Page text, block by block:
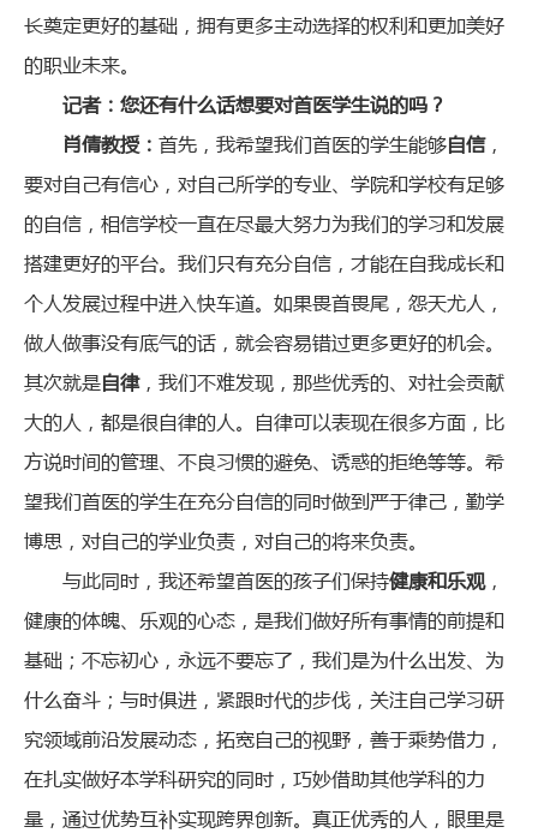
长奠定更好的基础，拥有更多主动选择的权利和更加美好
的职业未来。
记者：您还有什么话想要对首医学生说的吗？
肖倩教授： 首先，我希望我们首医的学生能够自信，
要对自己有信心，对自己所学的专业、学院和学校有足够
的自信，相信学校一直在尽最大努力为我们的学习和发展
搭建更好的平台。我们只有充分自信，才能在自我成长和
个人发展过程中进入快车道。如果畏首畏尾，怨天尤人，
做人做事没有底气的话，就会容易错过更多更好的机会。
其次就是自律，我们不难发现，那些优秀的、对社会贡献
大的人，都是很自律的人。自律可以表现在很多方面，比
方说时间的管理、不良习惯的避免、诱惑的拒绝等等。希
望我们首医的学生在充分自信的同时做到严于律己，勤学
博思，对自己的学业负责，对自己的将来负责。
与此同时，我还希望首医的孩子们保持健康和乐观，
健康的体魄、乐观的心态，是我们做好所有事情的前提和
基础；不忘初心，永远不要忘了，我们是为什么出发、为
什么奋斗；与时俱进，紧跟时代的步伐，关注自己学习研
究领域前沿发展动态，拓宽自己的视野，善于乘势借力，
在扎实做好本学科研究的同时，巧妙借助其他学科的力
量，通过优势互补实现跨界创新。真正优秀的人，眼里是